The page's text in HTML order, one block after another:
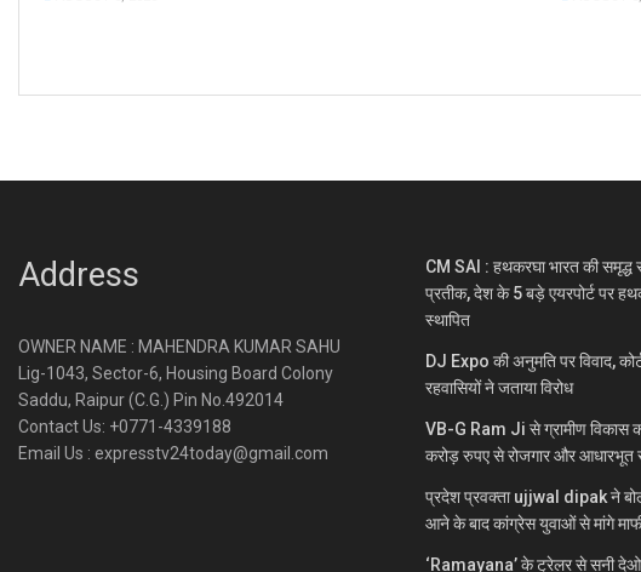
Address
OWNER NAME : MAHENDRA KUMAR SAHU
Lig-1043, Sector-6, Housing Board Colony
Saddu, Raipur (C.G.) Pin No.492014
Contact Us: +0771-4339188
Email Us : expresstv24today@gmail.com
CM SAI : हथकरघा भारत की समृद्ध
प्रतीक, देश के 5 बड़े एयरपोर्ट पर
स्थापित
DJ Expo की अनुमति पर विवाद,
रहवासियों ने जताया विरोध
VB-G Ram Ji से ग्रामीण विकास
करोड़ रुपए से रोजगार और आधारभूत
प्रदेश प्रवक्ता ujjwal dipak ने
आने के बाद कांग्रेस युवाओं से मांगे
‘Ramayana’ के ट्रेलर से सनी